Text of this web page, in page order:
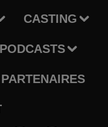
CASTING
PODCASTS